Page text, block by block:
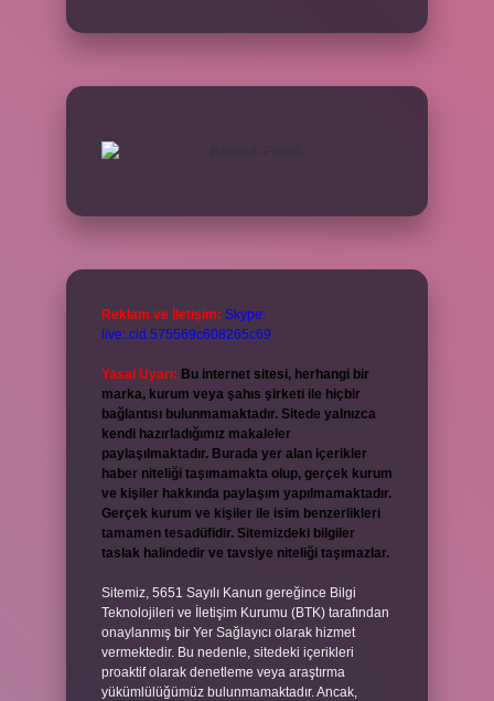
Reklam ve İletişim: Skype:
live:.cid.575569c608265c69
Yasal Uyarı: Bu internet sitesi, herhangi bir
marka, kurum veya şahıs şirketi ile hiçbir
bağlantısı bulunmamaktadır. Sitede yalnızca
kendi hazırladığımız makaleler
paylaşılmaktadır. Burada yer alan içerikler
haber niteliği taşımamakta olup, gerçek kurum
ve kişiler hakkında paylaşım yapılmamaktadır.
Gerçek kurum ve kişiler ile isim benzerlikleri
tamamen tesadüfidir. Sitemizdeki bilgiler
taslak halindedir ve tavsiye niteliği taşımazlar.
Sitemiz, 5651 Sayılı Kanun gereğince Bilgi
Teknolojileri ve İletişim Kurumu (BTK) tarafından
onaylanmış bir Yer Sağlayıcı olarak hizmet
vermektedir. Bu nedenle, sitedeki içerikleri
proaktif olarak denetleme veya araştırma
yükümlülüğümüz bulunmamaktadır. Ancak,